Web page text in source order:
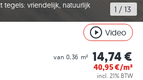
tegels: vriendelijk, natuurlijk
1 / 13
Video
van 0,36 m² 14,74 €
40,95€/m²
incl. 21% BTW